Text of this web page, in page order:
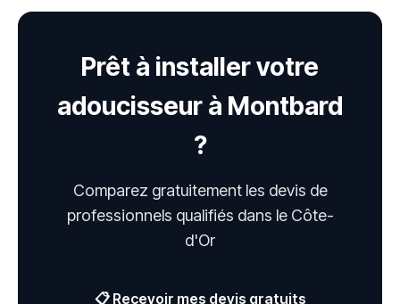
Prêt à installer votre
adoucisseur à Montbard
?
Comparez gratuitement les devis de
professionnels qualifiés dans le Côte-
d'Or
📋 Recevoir mes devis gratuits